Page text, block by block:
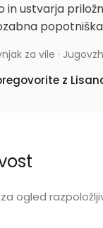
in ustvarja
za vile ·
z
ogled